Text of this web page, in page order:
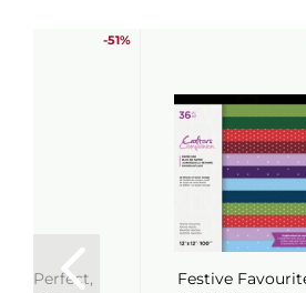
-51%
Perfect,
Festive